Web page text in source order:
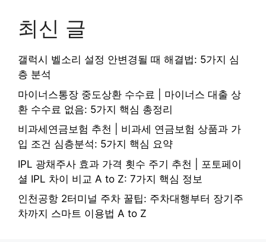
최신 글
갤럭시 벨소리 설정 안변경될 때 해결법: 5가지 심
층 분석
마이너스통장 중도상환 수수료 | 마이너스 대출 상
환 수수료 없음: 5가지 핵심 총정리
비과세연금보험 추천 | 비과세 연금보험 상품과 가
입 조건 심층분석: 5가지 핵심 요약
IPL 광채주사 효과 가격 횟수 주기 추천 | 포토페이
셜 IPL 차이 비교 A to Z: 7가지 핵심 정보
인천공항 2터미널 주차 꿀팁: 주차대행부터 장기주
차까지 스마트 이용법 A to Z